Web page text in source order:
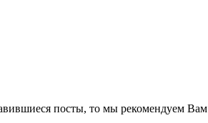
посты, то мы рекомендуем Вам